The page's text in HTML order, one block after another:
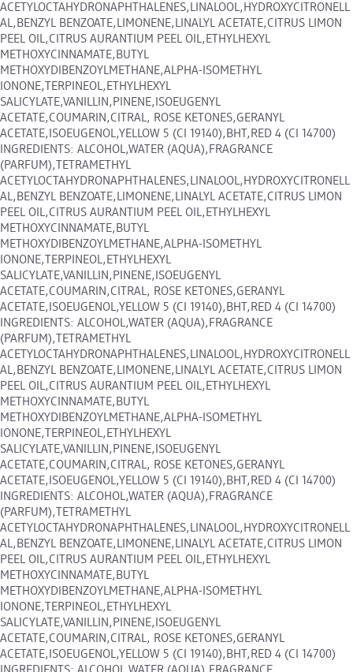
ACETYLOCTAHYDRONAPHTHALENES,LINALOOL,HYDROXYCITRONELL
AL,BENZYL BENZOATE,LIMONENE,LINALYL ACETATE,CITRUS LIMON
PEEL OIL,CITRUS AURANTIUM PEEL OIL,ETHYLHEXYL
METHOXYCINNAMATE,BUTYL
METHOXYDIBENZOYLMETHANE,ALPHA-ISOMETHYL
IONONE,TERPINEOL,ETHYLHEXYL
SALICYLATE,VANILLIN,PINENE,ISOEUGENYL
ACETATE,COUMARIN,CITRAL, ROSE KETONES,GERANYL
ACETATE,ISOEUGENOL,YELLOW 5 (CI 19140),BHT,RED 4 (CI 14700)
INGREDIENTS: ALCOHOL,WATER (AQUA),FRAGRANCE
(PARFUM),TETRAMETHYL
ACETYLOCTAHYDRONAPHTHALENES,LINALOOL,HYDROXYCITRONELL
AL,BENZYL BENZOATE,LIMONENE,LINALYL ACETATE,CITRUS LIMON
PEEL OIL,CITRUS AURANTIUM PEEL OIL,ETHYLHEXYL
METHOXYCINNAMATE,BUTYL
METHOXYDIBENZOYLMETHANE,ALPHA-ISOMETHYL
IONONE,TERPINEOL,ETHYLHEXYL
SALICYLATE,VANILLIN,PINENE,ISOEUGENYL
ACETATE,COUMARIN,CITRAL, ROSE KETONES,GERANYL
ACETATE,ISOEUGENOL,YELLOW 5 (CI 19140),BHT,RED 4 (CI 14700)
INGREDIENTS: ALCOHOL,WATER (AQUA),FRAGRANCE
(PARFUM),TETRAMETHYL
ACETYLOCTAHYDRONAPHTHALENES,LINALOOL,HYDROXYCITRONELL
AL,BENZYL BENZOATE,LIMONENE,LINALYL ACETATE,CITRUS LIMON
PEEL OIL,CITRUS AURANTIUM PEEL OIL,ETHYLHEXYL
METHOXYCINNAMATE,BUTYL
METHOXYDIBENZOYLMETHANE,ALPHA-ISOMETHYL
IONONE,TERPINEOL,ETHYLHEXYL
SALICYLATE,VANILLIN,PINENE,ISOEUGENYL
ACETATE,COUMARIN,CITRAL, ROSE KETONES,GERANYL
ACETATE,ISOEUGENOL,YELLOW 5 (CI 19140),BHT,RED 4 (CI 14700)
INGREDIENTS: ALCOHOL,WATER (AQUA),FRAGRANCE
(PARFUM),TETRAMETHYL
ACETYLOCTAHYDRONAPHTHALENES,LINALOOL,HYDROXYCITRONELL
AL,BENZYL BENZOATE,LIMONENE,LINALYL ACETATE,CITRUS LIMON
PEEL OIL,CITRUS AURANTIUM PEEL OIL,ETHYLHEXYL
METHOXYCINNAMATE,BUTYL
METHOXYDIBENZOYLMETHANE,ALPHA-ISOMETHYL
IONONE,TERPINEOL,ETHYLHEXYL
SALICYLATE,VANILLIN,PINENE,ISOEUGENYL
ACETATE,COUMARIN,CITRAL, ROSE KETONES,GERANYL
ACETATE,ISOEUGENOL,YELLOW 5 (CI 19140),BHT,RED 4 (CI 14700)